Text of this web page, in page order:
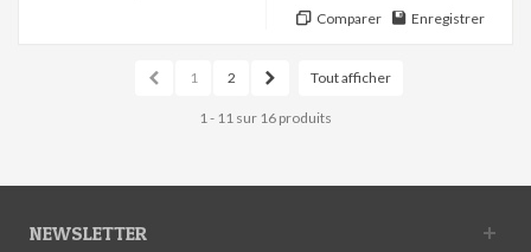
Comparer Enregistrer
1 2 Tout afficher
1 - 11 sur 16 produits
NEWSLETTER